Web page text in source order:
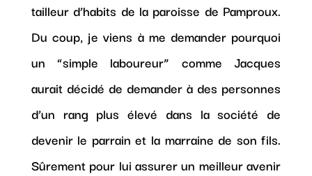
tailleur d’habits de la paroisse de Pamproux.
Du coup, je viens à me demander pourquoi
un “simple laboureur” comme Jacques
aurait décidé de demander à des personnes
d’un rang plus élevé dans la société de
devenir le parrain et la marraine de son fils.
Sûrement pour lui assurer un meilleur avenir